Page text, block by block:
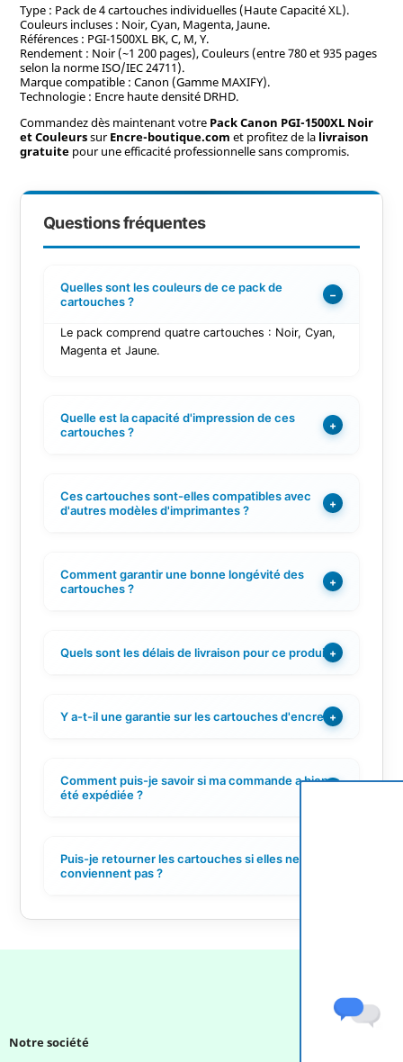
Type : Pack de 4 cartouches individuelles (Haute Capacité XL).
Couleurs incluses : Noir, Cyan, Magenta, Jaune.
Références : PGI-1500XL BK, C, M, Y.
Rendement : Noir (~1 200 pages), Couleurs (entre 780 et 935 pages
selon la norme ISO/IEC 24711).
Marque compatible : Canon (Gamme MAXIFY).
Technologie : Encre haute densité DRHD.
Commandez dès maintenant votre Pack Canon PGI-1500XL Noir
et CouleurssurEncre-boutique.com et profitez de la livraison
gratuitepour une efficacité professionnelle sans compromis.
Questions fréquentes
Quelles sont les couleurs de ce pack de
cartouches ?
−
Le pack comprend quatre cartouches : Noir, Cyan,
Magenta et Jaune.
Quelle est la capacité d'impression de ces
cartouches ?
+
Ces cartouches sont-elles compatibles avec
d'autres modèles d'imprimantes ?
+
Comment garantir une bonne longévité des
cartouches ?
+
Quels sont les délais de livraison pour ce produit ?
+
Y a-t-il une garantie sur les cartouches d'encre ?+
Comment puis-je savoir si ma commande a bien
été expédiée ?
Puis-je retourner les cartouches si elles ne
conviennent pas ?
Notre société